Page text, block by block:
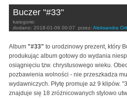
Buczer "#33"
kategorie:
dodano: 2018-01-06 00:07 przez: Aleksandra
Album "#33" to urodzinowy prezent, który
produkując album gotowy do wydania
osiągnięciu tzw. chrystusowego wieku.
pozbawienia wolności - nie przeszkadza
wydawniczych. Płytę promuje aż 9 klipów.
znajduje się 18 zróżnicowanych stylowo